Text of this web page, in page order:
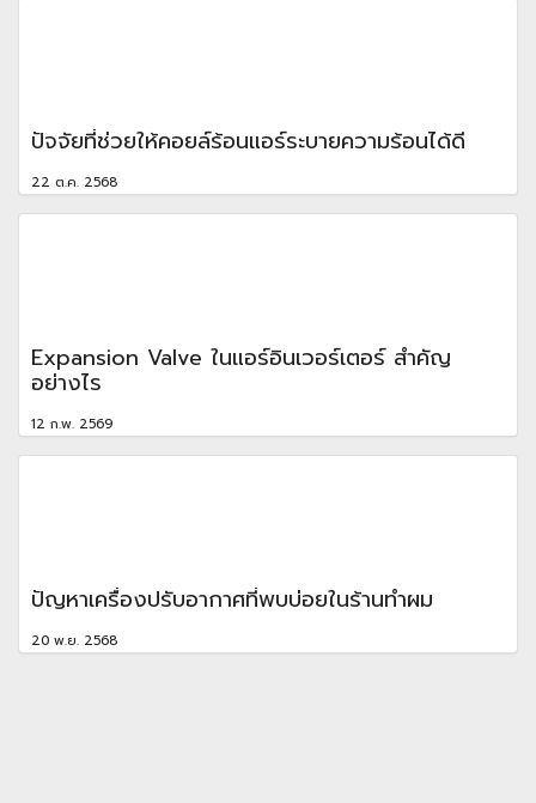
ปัจจัยที่ช่วยให้คอยล์ร้อนแอร์ระบายความร้อนได้ดี
22 ต.ค. 2568
Expansion Valve ในแอร์อินเวอร์เตอร์ สำคัญ
อย่างไร
12 ก.พ. 2569
ปัญหาเครื่องปรับอากาศที่พบบ่อยในร้านทำผม
20 พ.ย. 2568